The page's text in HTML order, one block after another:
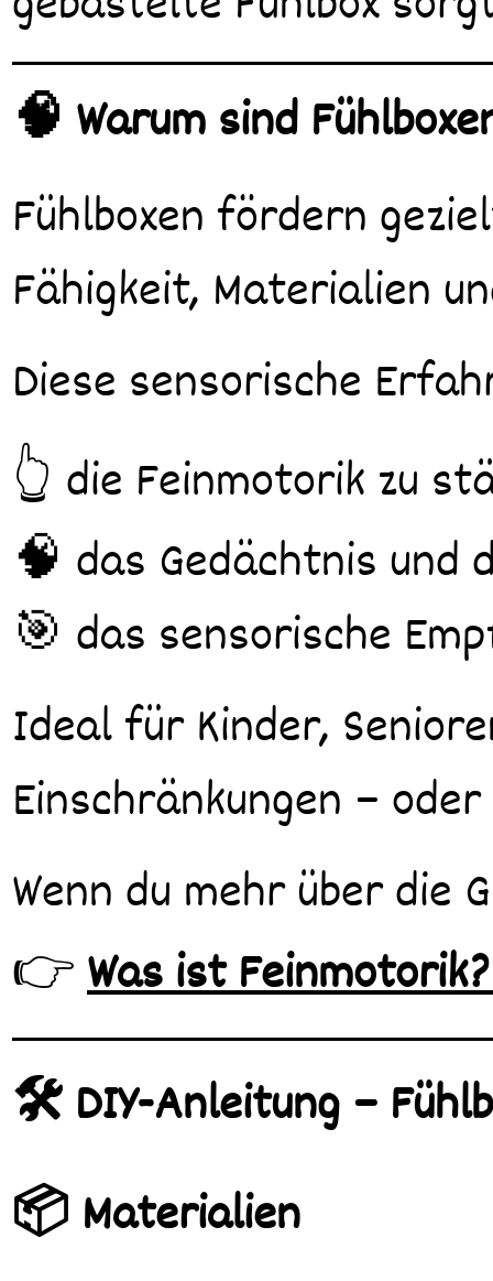
🧠 Warum sind
Fühlboxen fördern
Fähigkeit, Materialien
Diese sensorische
👆 die Feinmotorik zu
🧠 das Gedächtnis und
🎯 das sensorische
Ideal für Kinder,
Einschränkungen –
Wenn du mehr über die
👉Was ist
🛠️ DIY-Anleitung –
📦 Materialien